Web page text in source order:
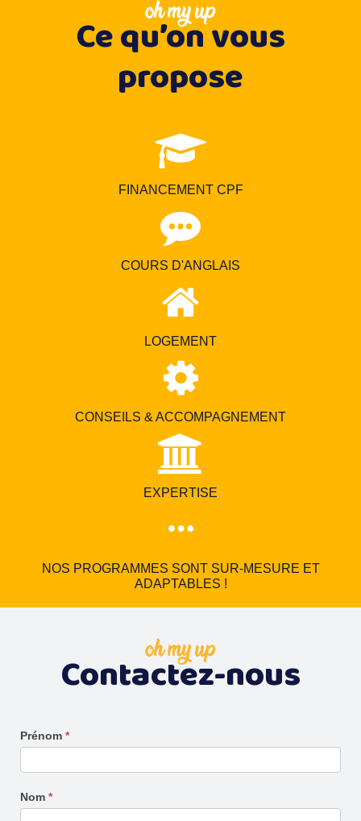
oh my up
Ce qu’on vous
propose
FINANCEMENT CPF
COURS D'ANGLAIS
LOGEMENT
CONSEILS & ACCOMPAGNEMENT
EXPERTISE
NOS PROGRAMMES SONT SUR-MESURE ET
ADAPTABLES !
oh my up
Contactez-nous
CPF
-
Formulaire
contact
Prénom *
Nom *